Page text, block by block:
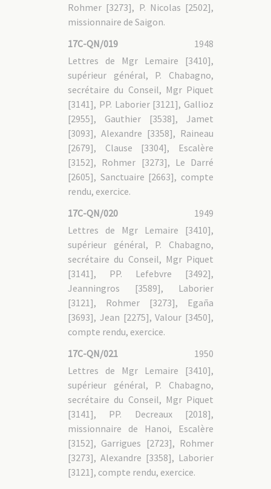
Rohmer [3273], P. Nicolas [2502],
missionnaire de Saigon.
17C-QN/019
1948
Lettres de Mgr Lemaire [3410],
supérieur général, P. Chabagno,
secrétaire du Conseil, Mgr Piquet
[3141], PP. Laborier [3121], Gallioz
[2955], Gauthier [3538], Jamet
[3093], Alexandre [3358], Raineau
[2679], Clause [3304], Escalère
[3152], Rohmer [3273], Le Darré
[2605], Sanctuaire [2663], compte
rendu, exercice.
17C-QN/020
1949
Lettres de Mgr Lemaire [3410],
supérieur général, P. Chabagno,
secrétaire du Conseil, Mgr Piquet
[3141], PP. Lefebvre [3492],
Jeanningros [3589], Laborier
[3121], Rohmer [3273], Egaña
[3693], Jean [2275], Valour [3450],
compte rendu, exercice.
17C-QN/021
1950
Lettres de Mgr Lemaire [3410],
supérieur général, P. Chabagno,
secrétaire du Conseil, Mgr Piquet
[3141], PP. Decreaux [2018],
missionnaire de Hanoi, Escalère
[3152], Garrigues [2723], Rohmer
[3273], Alexandre [3358], Laborier
[3121], compte rendu, exercice.